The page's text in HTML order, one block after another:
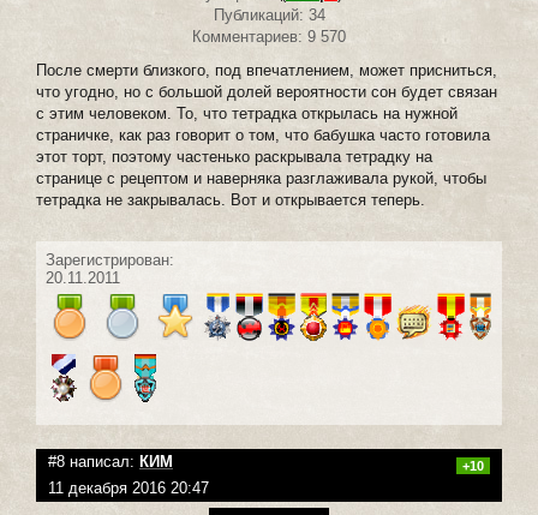
Публикаций: 34
Комментариев: 9 570
После смерти близкого, под впечатлением, может присниться,
что угодно, но с большой долей вероятности сон будет связан
с этим человеком. То, что тетрадка открылась на нужной
страничке, как раз говорит о том, что бабушка часто готовила
этот торт, поэтому частенько раскрывала тетрадку на
странице с рецептом и наверняка разглаживала рукой, чтобы
тетрадка не закрывалась. Вот и открывается теперь.
Зарегистрирован:
20.11.2011
#8 написал: КИМ +10
11 декабря 2016 20:47